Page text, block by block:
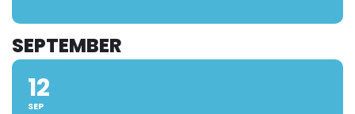
SEPTEMBER
12
SEP